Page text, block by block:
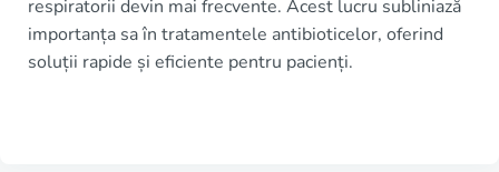
respiratorii devin mai frecvente. Acest lucru subliniază
importanța sa în tratamentele antibioticelor, oferind
soluții rapide și eficiente pentru pacienți.